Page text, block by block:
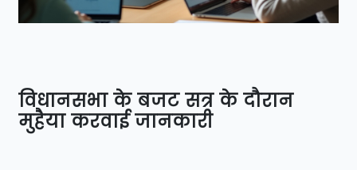
विधानसभा के बजट सत्र के दौरान
मुहैया करवाई जानकारी